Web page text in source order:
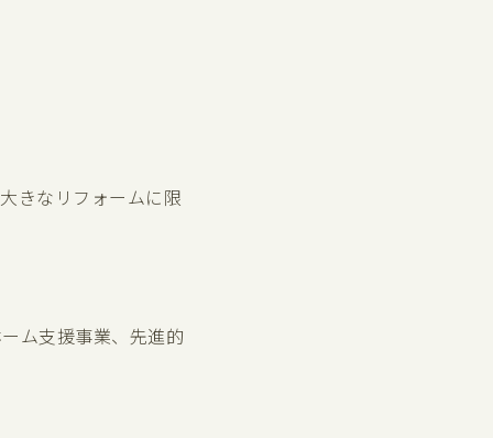
きなリフォームに限
ム支援事業、先進的